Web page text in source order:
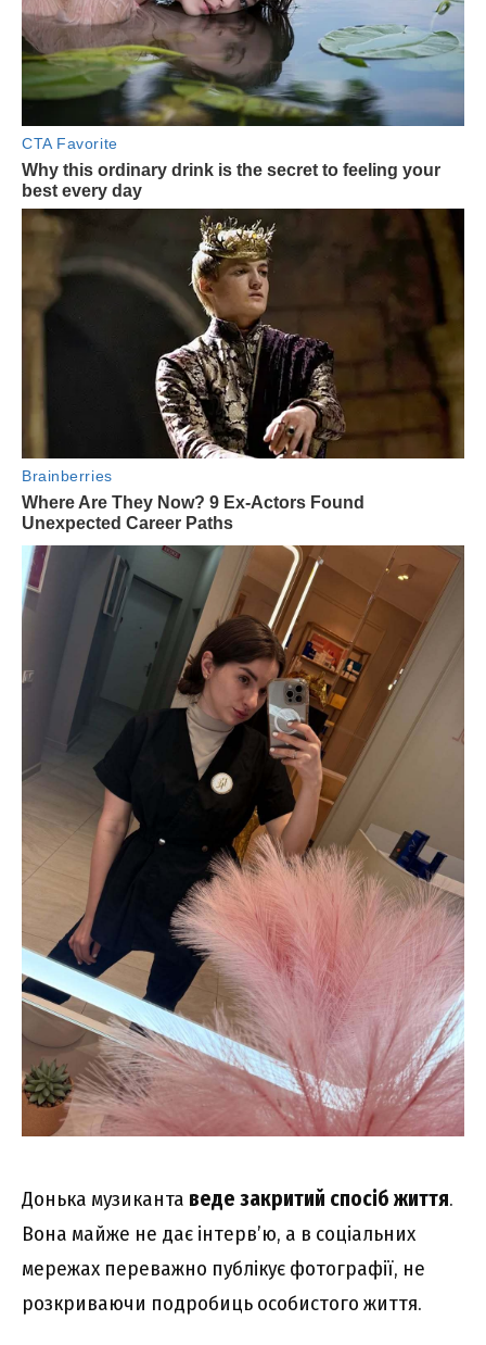
Донька музиканта веде закритий спосіб життя.
Вона майже не дає інтерв’ю, а в соціальних
мережах переважно публікує фотографії, не
розкриваючи подробиць особистого життя.